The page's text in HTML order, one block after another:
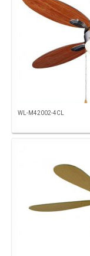
WL-M42002-4CL